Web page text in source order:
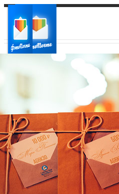
Ваш регион доставки
Выберите из списка: